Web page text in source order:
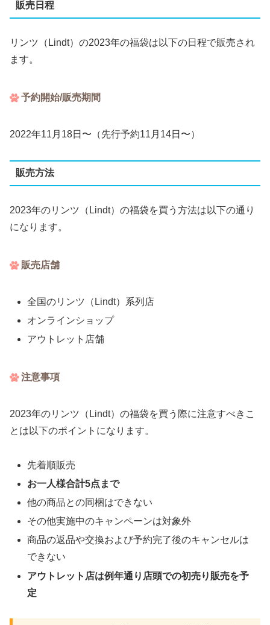
販売日程
リンツ（Lindt）の2023年の福袋は以下の日程で販売され
ます。
予約開始/販売期間
2022年11月18日〜（先行予約11月14日〜）
販売方法
2023年のリンツ（Lindt）の福袋を買う方法は以下の通り
になります。
販売店舗
全国のリンツ（Lindt）系列店
オンラインショップ
アウトレット店舗
注意事項
2023年のリンツ（Lindt）の福袋を買う際に注意すべきこ
とは以下のポイントになります。
先着順販売
お一人様合計5点まで
他の商品との同梱はできない
その他実施中のキャンペーンは対象外
商品の返品や交換および予約完了後のキャンセルは
できない
アウトレット店は例年通り店頭での初売り販売を予
定